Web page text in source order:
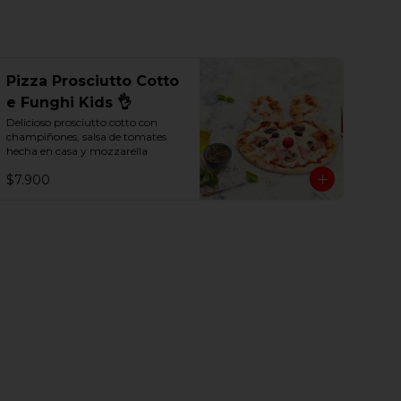
Pizza Prosciutto Cotto
e Funghi Kids 👌
Delicioso prosciutto cotto con
champiñones, salsa de tomates
hecha en casa y mozzarella
$7.900